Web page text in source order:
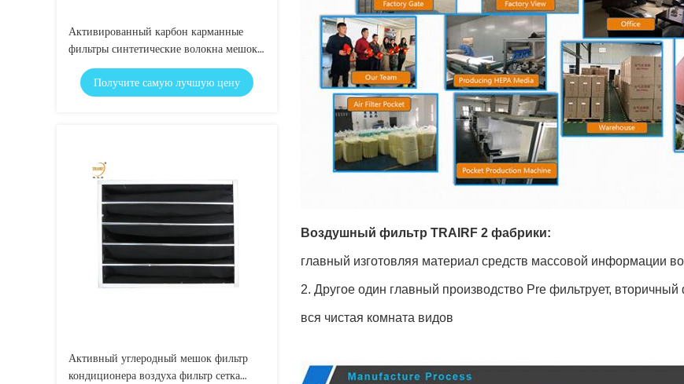
Активированный карбон карманные
фильтры синтетические волокна мешок
воздушный фильтр с алюминиевым
каркасомПолучите самую лучшую цену
Активный углеродный мешок фильтр
кондиционера воздуха фильтр сетка
Воздушный фильтр TRAIRF 2 фабрики:
главный изготовляя материал средств массовой информации
2. Другое один главный производство Pre фильтрует,
вся чистая комната видов